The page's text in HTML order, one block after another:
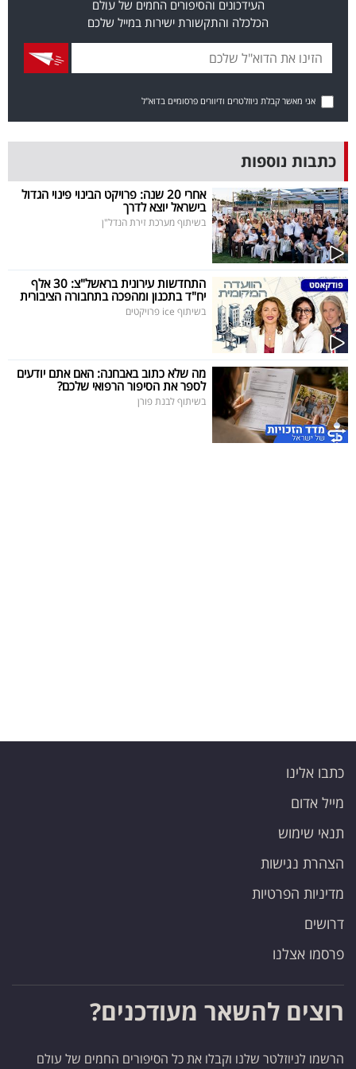
שיתופי
פעולה
דרושים
ניוזלטרים
מייל
אדום
פרסמו
באייס
עקבו
העידכונים והסיפורים החמים של עולם
הכלכלה והתקשורת ישירות במייל שלכם
אני מאשר קבלת ניוזלטרים ודיוורים פרסומיים בדוא"ל
כתבות נוספות
אחרי 20 שנה: פרויקט הבינוי פינוי הגדול
בישראל יוצא לדרך
בשיתוף מערכת זירת הנדל"ן
התחדשות עירונית בראשל"צ: 30 אלף
יח"ד בתכנון ומהפכה בתחבורה הציבורית
בשיתוף ice פרויקטים
מה שלא כתוב באבחנה: האם אתם יודעים
לספר את הסיפור הרפואי שלכם?
בשיתוף לבנת פורן
כתבו אלינו
מייל אדום
תנאי שימוש
הצהרת נגישות
מדיניות הפרטיות
דרושים
פרסמו אצלנו
רוצים להשאר מעודכנים?
הרשמו לניוזלטר שלנו וקבלו את כל הסיפורים החמים של עולם